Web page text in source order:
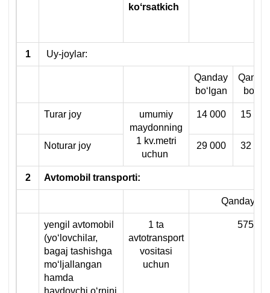
koʻrsatkich
1 Uy-joylar:
Qanday
boʻlgan
boʻldi
Turar joy
umumiy
maydonning
1 kv.metri
uchun
14 000 15 500
Noturar joy 29 000 32 000
2 Avtomobil transporti:
Qanday
yengil avtomobil
(yoʻlovchilar,
bagaj tashishga
moʻljallangan
hamda
haydovchi oʻrnini
1 ta
avtotransport
vositasi
uchun
575